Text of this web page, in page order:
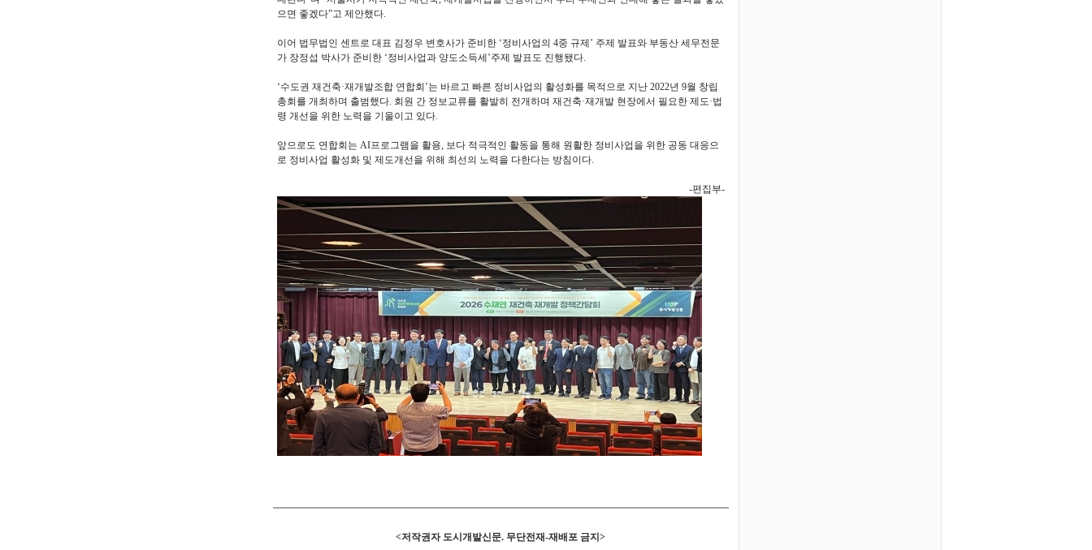
으면 좋겠다”고 제안했다.
이어 법무법인 센트로 대표 김정우 변호사가 준비한 ‘정비사업의 4중 규제’ 주제 발표와 부동산 세무전문
가 장정섭 박사가 준비한 ‘정비사업과 양도소득세’주제 발표도 진행됐다.
‘수도권 재건축·재개발조합 연합회’는 바르고 빠른 정비사업의 활성화를 목적으로 지난 2022년 9월 창립
총회를 개최하며 출범했다. 회원 간 정보교류를 활발히 전개하며 재건축·재개발 현장에서 필요한 제도·법
령 개선을 위한 노력을 기울이고 있다.
앞으로도 연합회는 AI프로그램을 활용, 보다 적극적인 활동을 통해 원활한 정비사업을 위한 공동 대응으
로 정비사업 활성화 및 제도개선을 위해 최선의 노력을 다한다는 방침이다.
-편집부-
<저작권자 도시개발신문. 무단전재-재배포 금지>